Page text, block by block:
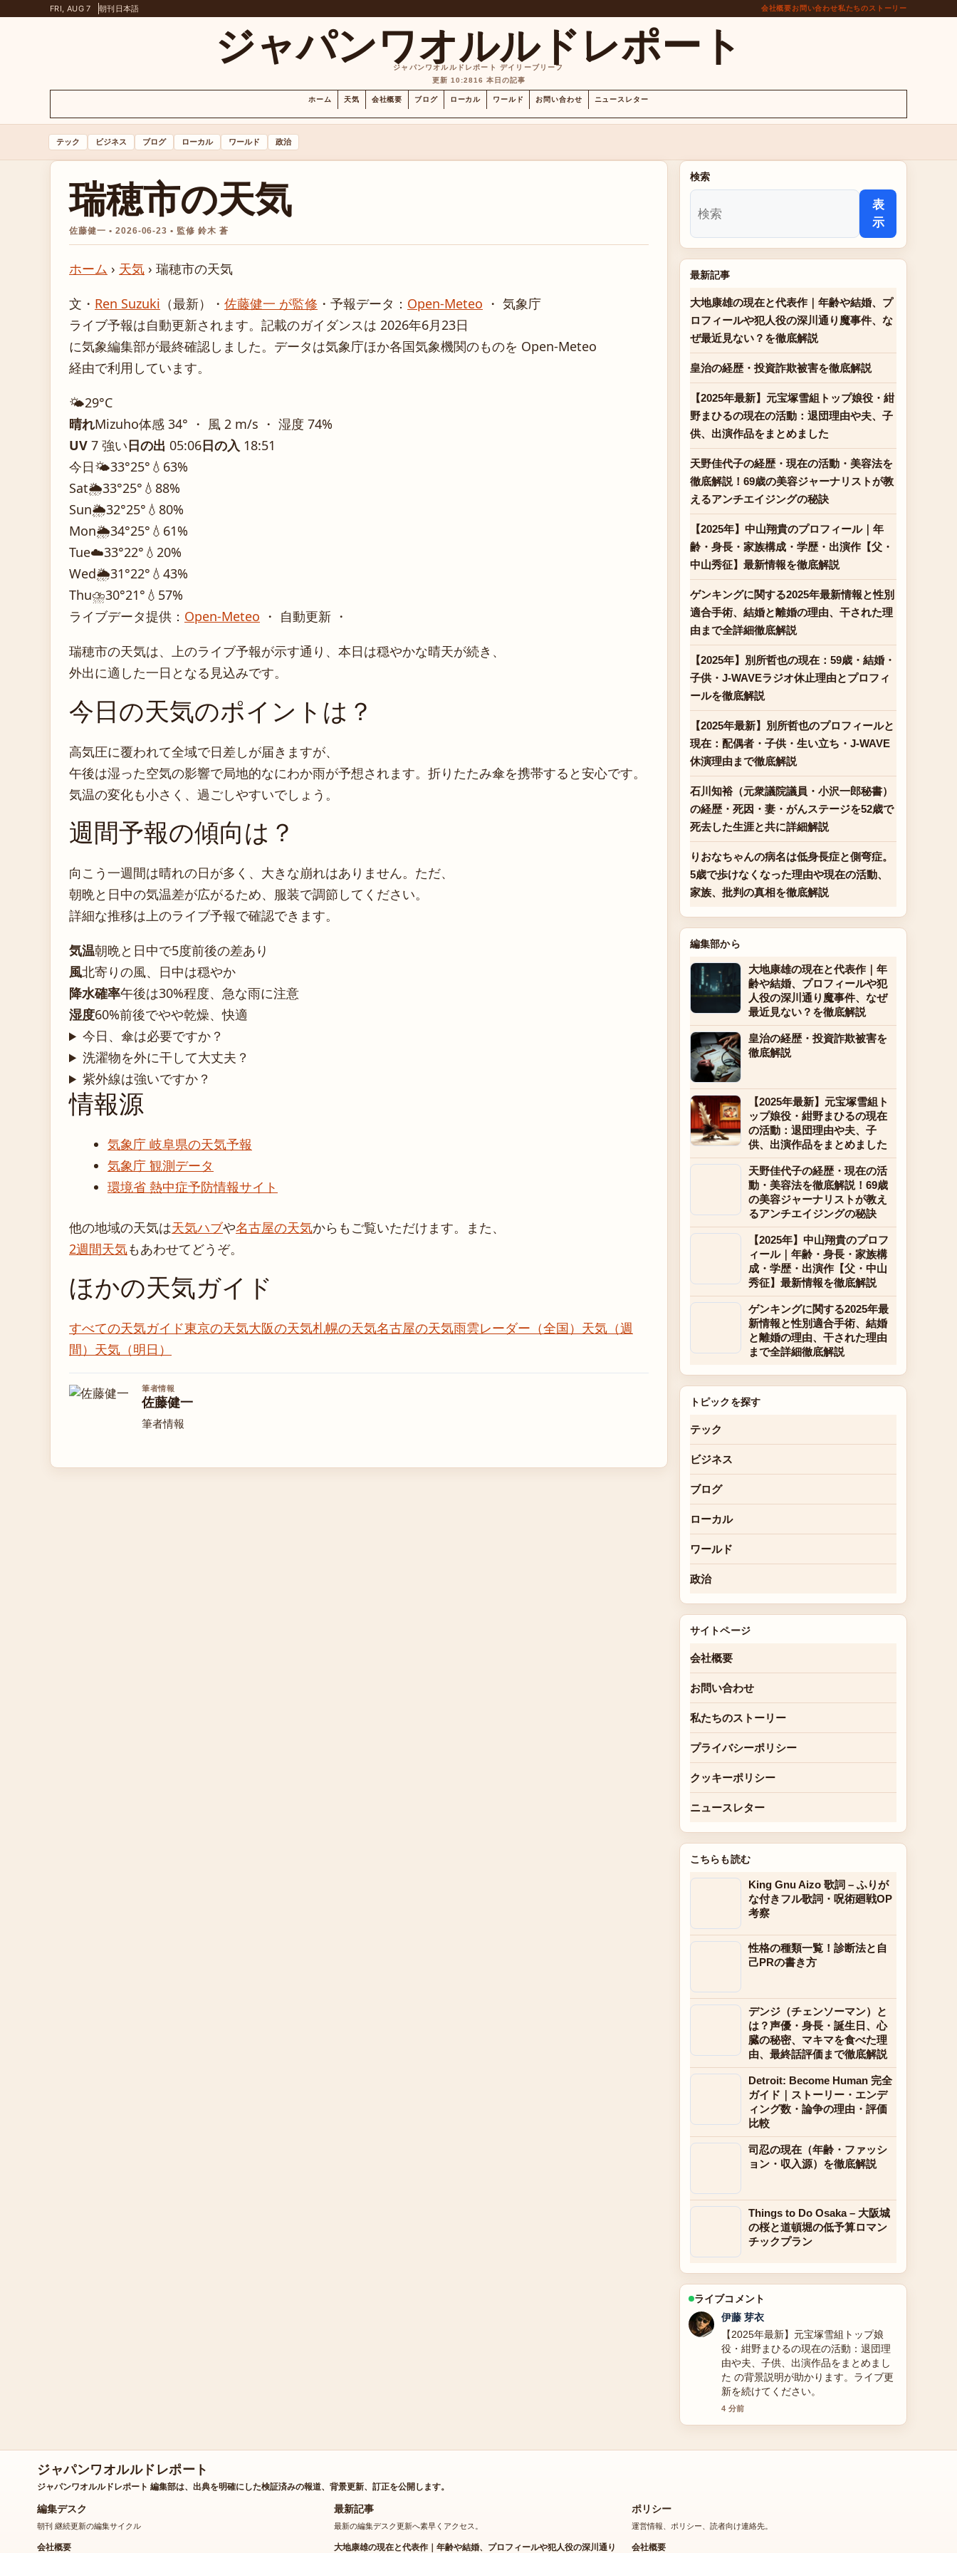
FRI, AUG 7 朝刊 日本語 会社概要お問い合わせ私たちのストーリー
ジャパンワオルルドレポート
ジャパンワオルルドレポート デイリーブリーフ
更新 10:2816 本日の記事
ホーム 天気 会社概要 ブログ ローカル ワールド お問い合わせ ニュースレター
テック ビジネス ブログ ローカル ワールド 政治
瑞穂市の天気
佐藤健一 • 2026-06-23 • 監修 鈴木 蒼
ホーム › 天気 › 瑞穂市の天気
文・ Ren Suzuki （最新） ・ 佐藤健一 が監修 ・ 予報データ： Open-Meteo ・ 気象庁
ライブ予報は自動更新されます。記載のガイダンスは 2026年6月23日
に気象編集部が最終確認しました。データは気象庁ほか各国気象機関のものを Open-Meteo
経由で利用しています。
🌤️29°C
晴れMizuho体感 34° ・ 風 2 m/s ・ 湿度 74%
UV 7 強い日の出 05:06日の入 18:51
今日🌤️33°25° 💧63%
Sat🌦️33°25° 💧88%
Sun🌦️32°25° 💧80%
Mon🌦️34°25° 💧61%
Tue☁️33°22° 💧20%
Wed🌦️31°22° 💧43%
Thu⛈️30°21° 💧57%
ライブデータ提供： Open-Meteo ・ 自動更新 ・
瑞穂市の天気は、上のライブ予報が示す通り、本日は穏やかな晴天が続き、
外出に適した一日となる見込みです。
今日の天気のポイントは？
高気圧に覆われて全域で日差しが届きますが、
午後は湿った空気の影響で局地的なにわか雨が予想されます。折りたたみ傘を携帯すると安心です。
気温の変化も小さく、過ごしやすいでしょう。
週間予報の傾向は？
向こう一週間は晴れの日が多く、大きな崩れはありません。ただ、
朝晩と日中の気温差が広がるため、服装で調節してください。
詳細な推移は上のライブ予報で確認できます。
気温朝晩と日中で5度前後の差あり
風北寄りの風、日中は穏やか
降水確率午後は30%程度、急な雨に注意
湿度60%前後でやや乾燥、快適
今日、傘は必要ですか？
洗濯物を外に干して大丈夫？
紫外線は強いですか？
情報源
気象庁 岐阜県の天気予報
気象庁 観測データ
環境省 熱中症予防情報サイト
他の地域の天気は天気ハブや名古屋の天気からもご覧いただけます。また、
2週間天気もあわせてどうぞ。
ほかの天気ガイド
すべての天気ガイド東京の天気大阪の天気札幌の天気名古屋の天気雨雲レーダー（全国） 天気（週
間） 天気（明日）
筆者情報
佐藤健一
筆者情報
検索
表
示
最新記事
大地康雄の現在と代表作｜年齢や結婚、プ
ロフィールや犯人役の深川通り魔事件、な
ぜ最近見ない？を徹底解説
皇治の経歴・投資詐欺被害を徹底解説
【2025年最新】元宝塚雪組トップ娘役・紺
野まひるの現在の活動：退団理由や夫、子
供、出演作品をまとめました
天野佳代子の経歴・現在の活動・美容法を
徹底解説！69歳の美容ジャーナリストが教
えるアンチエイジングの秘訣
【2025年】中山翔貴のプロフィール｜年
齢・身長・家族構成・学歴・出演作【父・
中山秀征】最新情報を徹底解説
ゲンキングに関する2025年最新情報と性別
適合手術、結婚と離婚の理由、干された理
由まで全詳細徹底解説
【2025年】別所哲也の現在：59歳・結婚・
子供・J-WAVEラジオ休止理由とプロフィ
ールを徹底解説
【2025年最新】別所哲也のプロフィールと
現在：配偶者・子供・生い立ち・J-WAVE
休演理由まで徹底解説
石川知裕（元衆議院議員・小沢一郎秘書）
の経歴・死因・妻・がんステージを52歳で
死去した生涯と共に詳細解説
りおなちゃんの病名は低身長症と側弯症。
5歳で歩けなくなった理由や現在の活動、
家族、批判の真相を徹底解説
編集部から
大地康雄の現在と代表作｜年
齢や結婚、プロフィールや犯
人役の深川通り魔事件、なぜ
最近見ない？を徹底解説
皇治の経歴・投資詐欺被害を
徹底解説
【2025年最新】元宝塚雪組ト
ップ娘役・紺野まひるの現在
の活動：退団理由や夫、子
供、出演作品をまとめました
天野佳代子の経歴・現在の活
動・美容法を徹底解説！69歳
の美容ジャーナリストが教え
るアンチエイジングの秘訣
【2025年】中山翔貴のプロフ
ィール｜年齢・身長・家族構
成・学歴・出演作【父・中山
秀征】最新情報を徹底解説
ゲンキングに関する2025年最
新情報と性別適合手術、結婚
と離婚の理由、干された理由
まで全詳細徹底解説
トピックを探す
テック
ビジネス
ブログ
ローカル
ワールド
政治
サイトページ
会社概要
お問い合わせ
私たちのストーリー
プライバシーポリシー
クッキーポリシー
ニュースレター
こちらも読む
King Gnu Aizo 歌詞 – ふりが
な付きフル歌詞・呪術廻戦OP
考察
性格の種類一覧！診断法と自
己PRの書き方
デンジ（チェンソーマン）と
は？声優・身長・誕生日、心
臓の秘密、マキマを食べた理
由、最終話評価まで徹底解説
Detroit: Become Human 完全
ガイド｜ストーリー・エンデ
ィング数・論争の理由・評価
比較
司忍の現在（年齢・ファッシ
ョン・収入源）を徹底解説
Things to Do Osaka – 大阪城
の桜と道頓堀の低予算ロマン
チックプラン
ライブコメント
鈴木 蒼
大地康雄の現在と代表作｜年齢や結
婚、プロフィールや犯人役の深川通り
魔事件、なぜ最近見ない？を徹底解説
の報道は丁寧で、流れを追いやすいで
す。
6 分前
ジャパンワオルルドレポート
ジャパンワオルルドレポート 編集部は、出典を明確にした検証済みの報道、背景更新、訂正を公開します。
編集デスク
朝刊 継続更新の編集サイクル
会社概要
最新記事
最新の編集デスク更新へ素早くアクセス。
大地康雄の現在と代表作｜年齢や結婚、プロフィールや犯人役の深川通り
ポリシー
運営情報、ポリシー、読者向け連絡先。
会社概要